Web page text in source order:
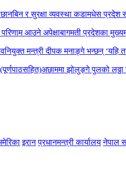
र सुरक्षा व्यवस्था कडामधेस प्रदेश
परिणाम आउने अपेक्षाबागमती प्रदेशका
मन्त्री दीपक मनाङ्गे भन्छन् ‘यहि
अछाममा झोलुङ्गे पुलको लठ्ठा
इरान प्रधानमन्त्री कार्यालय नेपाल